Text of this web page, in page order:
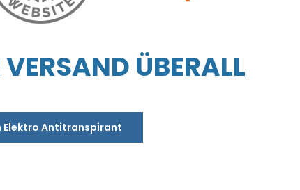
ÜBERALL
Elektro Antitranspirant